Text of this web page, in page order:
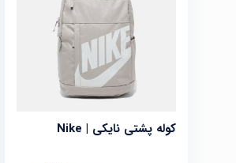
کوله پشتی نایکی | Nike